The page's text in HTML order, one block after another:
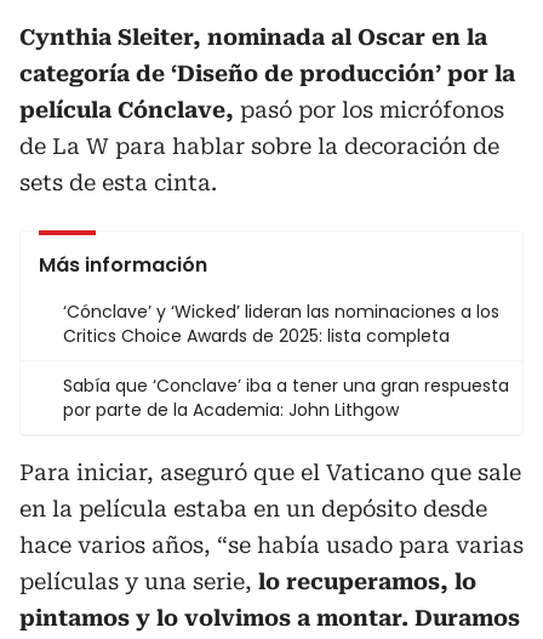
Cynthia Sleiter, nominada al Oscar en la
categoría de ‘Diseño de producción’ por la
película Cónclave, pasó por los micrófonos
de La W para hablar sobre la decoración de
sets de esta cinta.
Más información
‘Cónclave’ y ‘Wicked’ lideran las nominaciones a los
Critics Choice Awards de 2025: lista completa
Sabía que ‘Conclave’ iba a tener una gran respuesta
por parte de la Academia: John Lithgow
Para iniciar, aseguró que el Vaticano que sale
en la película estaba en un depósito desde
hace varios años, “se había usado para varias
películas y una serie, lo recuperamos, lo
pintamos y lo volvimos a montar. Duramos